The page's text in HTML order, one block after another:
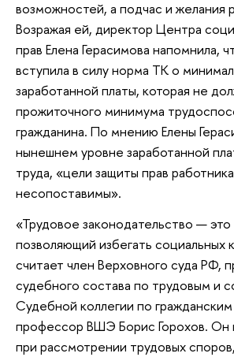
возможностей, а подчас и желания
Возражая ей, директор Центра
прав Елена Герасимова напомнила,
вступила в силу норма ТК о
заработанной платы, которая не
прожиточного минимума
гражданина. По мнению Елены
нынешнем уровне заработанной
труда, «цели защиты прав
несопоставимы».
«Трудовое законодательство —
позволяющий избегать социальных
считает член Верховного суда РФ,
судебного состава по трудовым и
Судебной коллегии по
профессор ВШЭ Борис Горохов. Он
при рассмотрении трудовых